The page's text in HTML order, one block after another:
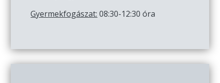
Gyermekfogászat: 08:30-12:30 óra